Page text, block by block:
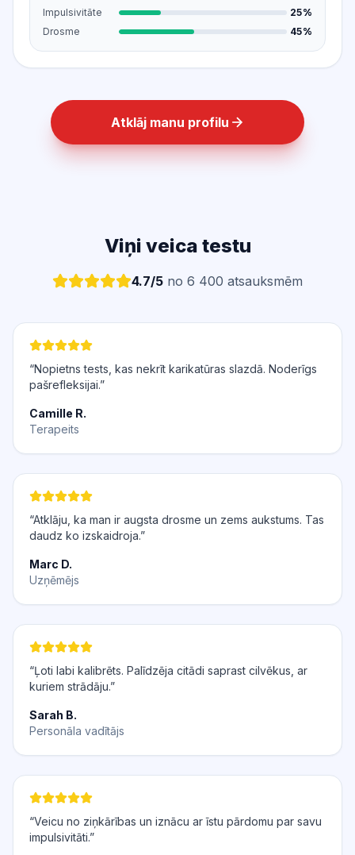
Impulsivitāte
25%
Drosme
45%
Atklāj manu profilu
Viņi veica testu
4.7/5 no 6 400 atsauksmēm
“Nopietns tests, kas nekrīt karikatūras slazdā. Noderīgs
pašrefleksijai.”
Camille R.
Terapeits
“Atklāju, ka man ir augsta drosme un zems aukstums. Tas
daudz ko izskaidroja.”
Marc D.
Uzņēmējs
“Ļoti labi kalibrēts. Palīdzēja citādi saprast cilvēkus, ar
kuriem strādāju.”
Sarah B.
Personāla vadītājs
“Veicu no ziņkārības un iznācu ar īstu pārdomu par savu
impulsivitāti.”